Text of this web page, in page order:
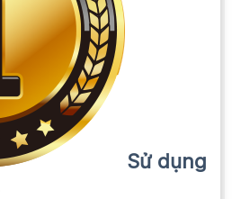
Sử dụng